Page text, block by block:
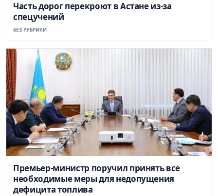
Часть дорог перекроют в Астане из-за
спецучений
БЕЗ РУБРИКИ
Премьер-министр поручил принять все
необходимые меры для недопущения
дефицита топлива